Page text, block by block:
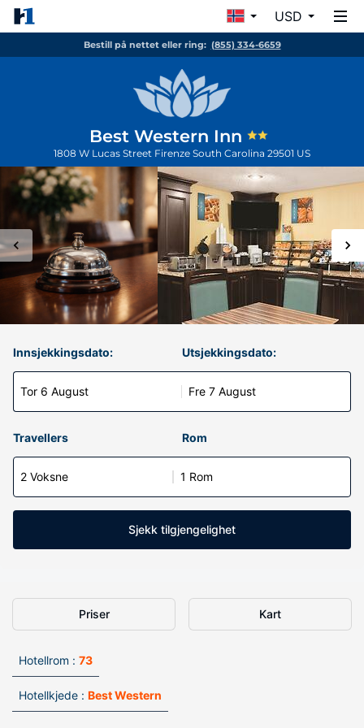
USD
Bestill på nettet eller ring: (855) 334-6659
Best Western Inn
1808 W Lucas Street Firenze South Carolina 29501 US
Innsjekkingsdato:
Tor 6 August
Utsjekkingsdato:
Fre 7 August
Travellers Rom
2 Voksne 1 Rom
Sjekk tilgjengelighet
Priser Kart
Hotellrom : 73
Hotellkjede : Best Western